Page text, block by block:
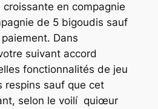
en compagnie
de 5 bigoudis sauf
Dans
suivant accord
fonctionnalités de jeu
respins sauf que cet
selon le voilí quiœur